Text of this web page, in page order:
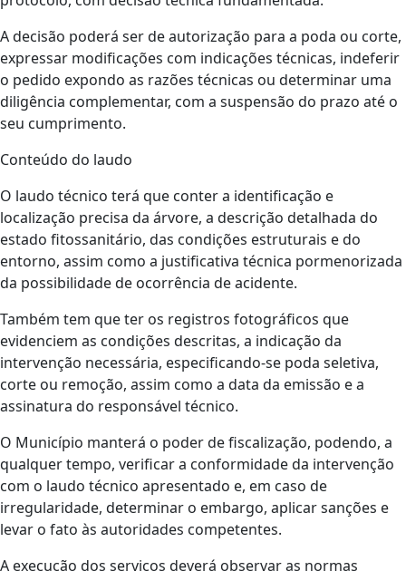
A decisão poderá ser de autorização para a poda ou corte,
expressar modificações com indicações técnicas, indeferir
o pedido expondo as razões técnicas ou determinar uma
diligência complementar, com a suspensão do prazo até o
seu cumprimento.
Conteúdo do laudo
O laudo técnico terá que conter a identificação e
localização precisa da árvore, a descrição detalhada do
estado fitossanitário, das condições estruturais e do
entorno, assim como a justificativa técnica pormenorizada
da possibilidade de ocorrência de acidente.
Também tem que ter os registros fotográficos que
evidenciem as condições descritas, a indicação da
intervenção necessária, especificando-se poda seletiva,
corte ou remoção, assim como a data da emissão e a
assinatura do responsável técnico.
O Município manterá o poder de fiscalização, podendo, a
qualquer tempo, verificar a conformidade da intervenção
com o laudo técnico apresentado e, em caso de
irregularidade, determinar o embargo, aplicar sanções e
levar o fato às autoridades competentes.
A execução dos serviços deverá observar as normas